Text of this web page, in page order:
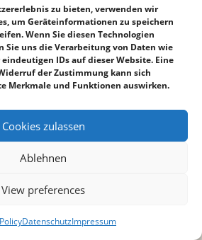
zu bieten, verwenden wir
um Geräteinformationen zu speichern
Wenn Sie diesen Technologien
Sie uns die Verarbeitung von Daten wie
IDs auf dieser Website. Eine
der Zustimmung kann sich
Merkmale und Funktionen auswirken.
Cookies zulassen
Ablehnen
View preferences
DatenschutzImpressum